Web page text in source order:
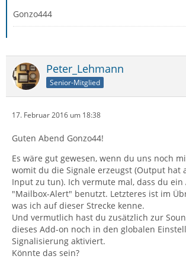
Gonzo444
Peter_Lehmann
Senior-Mitglied
17. Februar 2016 um 18:38
Guten Abend Gonzo44!
Es wäre gut gewesen, wenn du uns noch
womit du die Signale erzeugst (Output hat
Input zu tun). Ich vermute mal, dass du ein
"Mailbox-Alert" benutzt. Letzteres ist im
was ich auf dieser Strecke kenne.
Und vermutlich hast du zusätzlich zur
dieses Add-on noch in den globalen
Signalisierung aktiviert.
Könnte das sein?